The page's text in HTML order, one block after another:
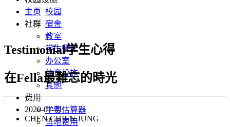
校园
宿舍
教室
学生餐厅
办公室
体育设施
其他
费用
学费估算器
当地费用
主页
社群
Testimonial学生心得
在Fella最難忘的時光
2020-01-31
CHEN CHIEN JUNG